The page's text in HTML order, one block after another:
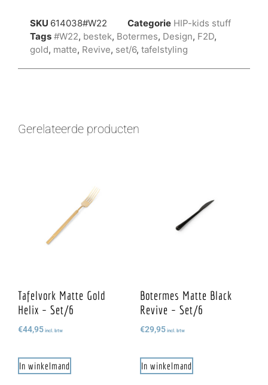
SKU 614038#W22 Categorie HIP-kids stuff
Tags #W22, bestek, Botermes, Design, F2D,
gold, matte, Revive, set/6, tafelstyling
Gerelateerde producten
Tafelvork Matte Gold
Helix – Set/6
€44,95 incl. btw
In winkelmand
Botermes Matte Black
Revive – Set/6
€29,95 incl. btw
In winkelmand